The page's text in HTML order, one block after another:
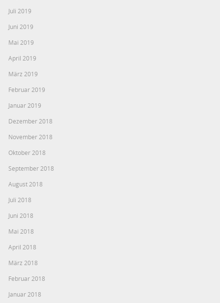
Juli 2019
Juni 2019
Mai 2019
April 2019
März 2019
Februar 2019
Januar 2019
Dezember 2018
November 2018
Oktober 2018
September 2018
August 2018
Juli 2018
Juni 2018
Mai 2018
April 2018
März 2018
Februar 2018
Januar 2018